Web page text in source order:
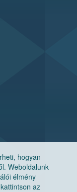
hogyan
Weboldalunk
élmény
az